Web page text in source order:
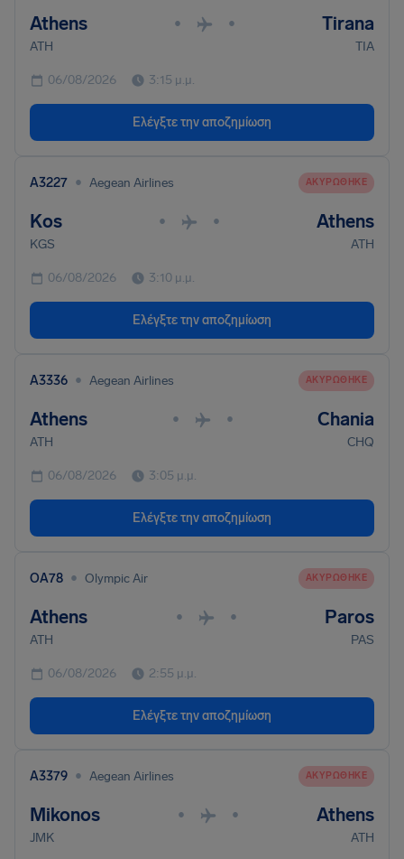
Athens • • Tirana
ATH TIA
06/08/2026 3:15 μ.μ.
Ελέγξτε την αποζημίωση
A3227 • Aegean Airlines ΑΚΥΡΏΘΗΚΕ
Kos • • Athens
KGS ATH
06/08/2026 3:10 μ.μ.
Ελέγξτε την αποζημίωση
A3336 • Aegean Airlines ΑΚΥΡΏΘΗΚΕ
Athens • • Chania
ATH CHQ
06/08/2026 3:05 μ.μ.
Ελέγξτε την αποζημίωση
OA78 • Olympic Air ΑΚΥΡΏΘΗΚΕ
Athens • • Paros
ATH PAS
06/08/2026 2:55 μ.μ.
Ελέγξτε την αποζημίωση
A3379 • Aegean Airlines ΑΚΥΡΏΘΗΚΕ
Mikonos • • Athens
JMK ATH